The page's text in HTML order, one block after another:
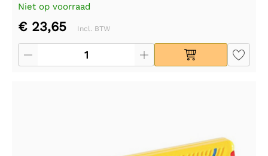
Niet op voorraad
€ 23,65 Incl. BTW